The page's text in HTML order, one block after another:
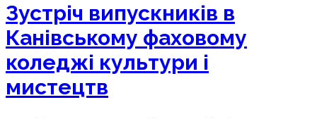
Зустріч випускників в
Канівському фаховому
коледжі культури і
мистецтв